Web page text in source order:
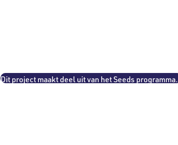
Dit project maakt deel uit van het Seeds programma.